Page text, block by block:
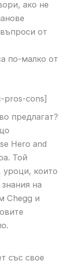
ако не
от
по-малко от
pros-cons]
предлагат?
Hero and
Той
уроци, които
на
Chegg и
със свое